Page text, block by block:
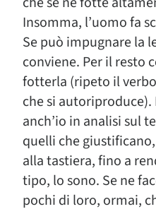
Insomma, l’uomo fa
Se può impugnare la
conviene. Per il resto
fotterla (ripeto il
che si
anch’io in analisi sul
quelli che
alla tastiera, fino a
tipo, lo sono. Se ne
pochi di loro, ormai,